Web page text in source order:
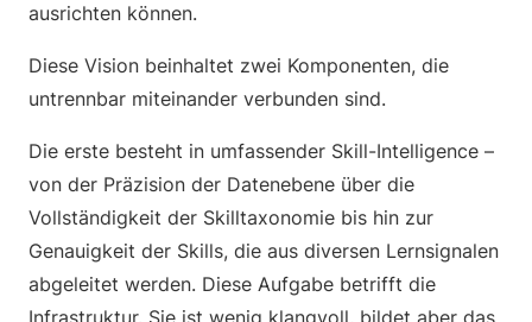
ausrichten können.
Diese Vision beinhaltet zwei Komponenten, die
untrennbar miteinander verbunden sind.
Die erste besteht in umfassender Skill-Intelligence –
von der Präzision der Datenebene über die
Vollständigkeit der Skilltaxonomie bis hin zur
Genauigkeit der Skills, die aus diversen Lernsignalen
abgeleitet werden. Diese Aufgabe betrifft die
Infrastruktur. Sie ist wenig klangvoll, bildet aber das